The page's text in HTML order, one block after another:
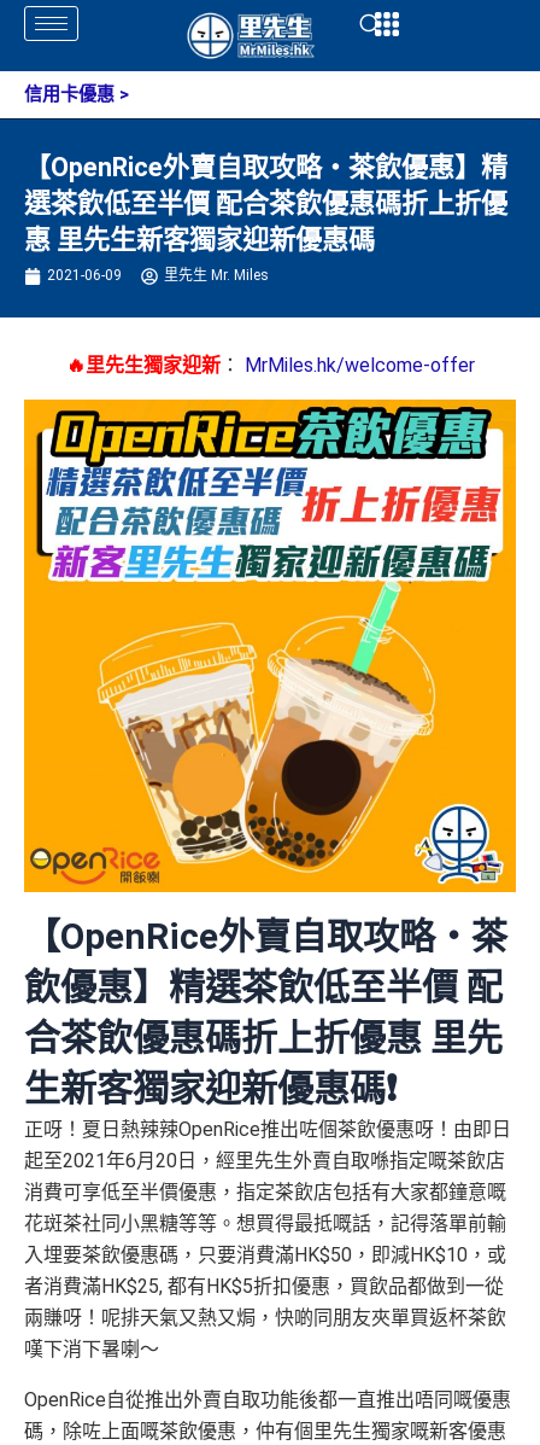
Skip
content
Open
信用卡優惠 >
【OpenRice外賣自取攻略・茶飲優惠】精
選茶飲低至半價 配合茶飲優惠碼折上折優
惠 里先生新客獨家迎新優惠碼
2021-06-09 里先生 Mr. Miles
🔥里先生獨家迎新： MrMiles.hk/welcome-offer
【OpenRice外賣自取攻略・茶
飲優惠】精選茶飲低至半價 配
合茶飲優惠碼折上折優惠 里先
生新客獨家迎新優惠碼❗️
正呀！夏日熱辣辣OpenRice推出咗個茶飲優惠呀！由即日
起至2021年6月20日，經里先生外賣自取喺指定嘅茶飲店
消費可享低至半價優惠，指定茶飲店包括有大家都鐘意嘅
花斑茶社同小黑糖等等。想買得最抵嘅話，記得落單前輸
入埋要茶飲優惠碼，只要消費滿HK$50，即減HK$10，或
者消費滿HK$25, 都有HK$5折扣優惠，買飲品都做到一從
兩賺呀！呢排天氣又熱又焗，快啲同朋友夾單買返杯茶飲
嘆下消下暑喇～
OpenRice自從推出外賣自取功能後都一直推出唔同嘅優惠
碼，除咗上面嘅茶飲優惠，仲有個里先生獨家嘅新客優惠